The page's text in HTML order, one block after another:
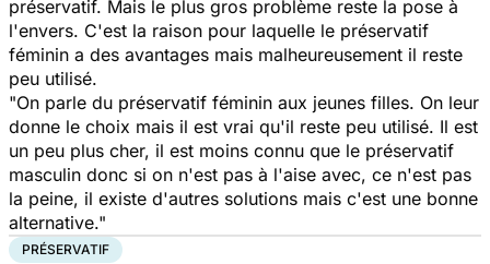
préservatif. Mais le plus gros problème reste la pose à
l'envers. C'est la raison pour laquelle le préservatif
féminin a des avantages mais malheureusement il reste
peu utilisé.
"On parle du préservatif féminin aux jeunes filles. On leur
donne le choix mais il est vrai qu'il reste peu utilisé. Il est
un peu plus cher, il est moins connu que le préservatif
masculin donc si on n'est pas à l'aise avec, ce n'est pas
la peine, il existe d'autres solutions mais c'est une bonne
alternative."
PRÉSERVATIF